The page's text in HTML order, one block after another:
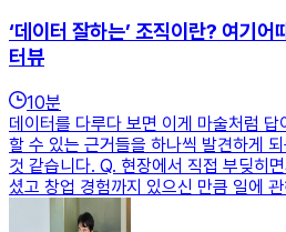
‘데이터 잘하는’ 조직이란? 여기
터뷰
10분
데이터를 다루다 보면 이게 마술처럼
할 수 있는 근거들을 하나씩 발견하게
것 같습니다. Q. 현장에서 직접 부딪히
셨고 창업 경험까지 있으신 만큼 일에